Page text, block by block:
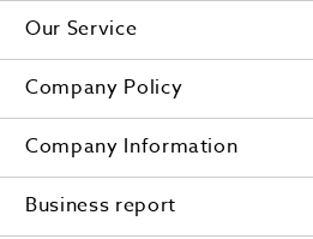
Our Service
Company Policy
Company Information
Business report